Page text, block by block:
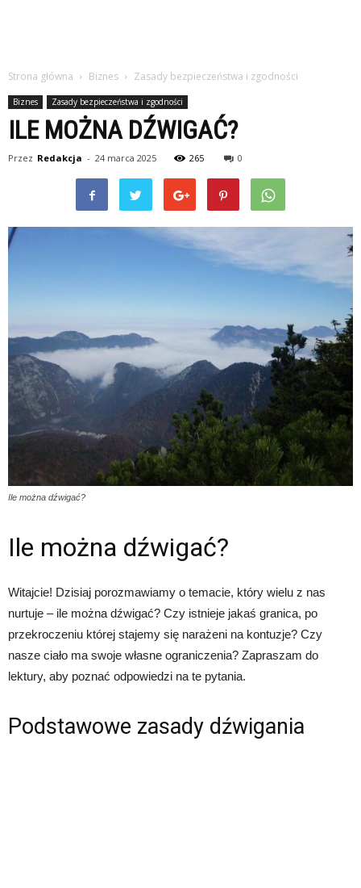
Strona główna Biznes Zasady bezpieczeństwa i zgodności
Biznes Zasady bezpieczeństwa i zgodności
ILE MOŻNA DŹWIGAĆ?
Przez Redakcja - 24 marca 2025 265 0
Ile można dźwigać?
Ile można dźwigać?
Witajcie! Dzisiaj porozmawiamy o temacie, który wielu z nas
nurtuje – ile można dźwigać? Czy istnieje jakaś granica, po
przekroczeniu której stajemy się narażeni na kontuzje? Czy
nasze ciało ma swoje własne ograniczenia? Zapraszam do
lektury, aby poznać odpowiedzi na te pytania.
Podstawowe zasady dźwigania